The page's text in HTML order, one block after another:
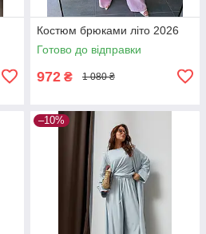
Костюм брюками літо 2026
Готово до відправки
972 ₴ 1 080 ₴
–10%